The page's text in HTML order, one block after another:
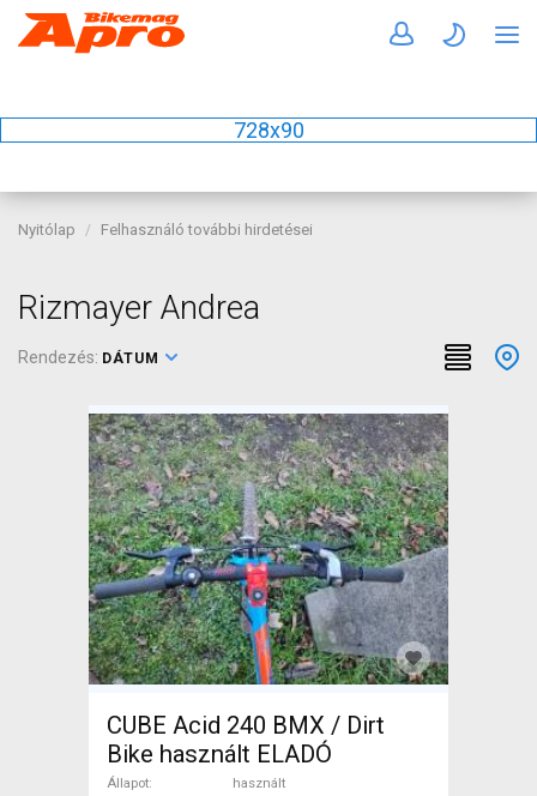
728x90
Nyitólap Felhasználó további hirdetései
Rizmayer Andrea
Rendezés: DÁTUM
CUBE Acid 240 BMX / Dirt
Bike használt ELADÓ
Állapot
használt